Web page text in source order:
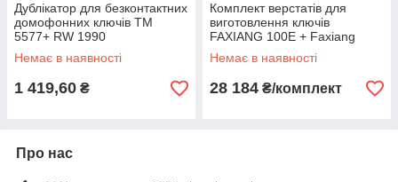
Дублікатор для безконтактних
домофонних ключів TM
5577+ RW 1990
Немає в наявності
1 419,60 ₴
Комплект верстатів для
виготовлення ключів
FAXIANG 100E + Faxiang
368A Стандарт
Немає в наявності
28 184 ₴/комплект
Про нас